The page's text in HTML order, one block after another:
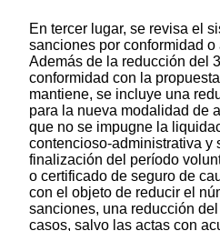
En tercer lugar, se revisa el
sanciones por conformidad
Además de la reducción del
conformidad con la
mantiene, se incluye una
para la nueva modalidad de
que no se impugne la
contencioso-administrativa y
finalización del período
o certificado de seguro de
con el objeto de reducir el
sanciones, una reducción
casos, salvo las actas con